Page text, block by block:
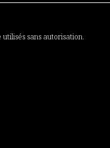
sans autorisation.